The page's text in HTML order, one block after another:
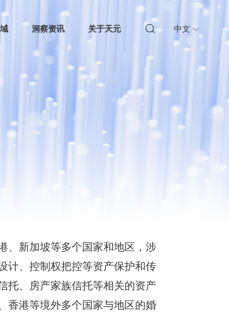
洞察资讯 关于天元 中文
、新加坡等多个国家和地区，涉
计、控制权把控等资产保护和传
托、房产家族信托等相关的资产
香港等境外多个国家与地区的婚